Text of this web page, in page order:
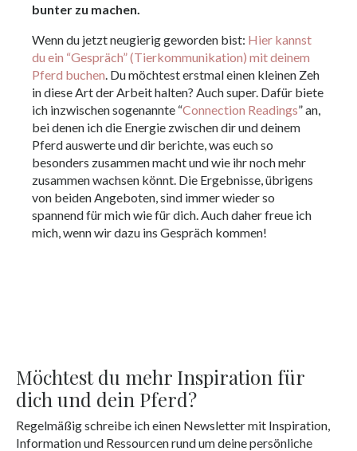
bunter zu machen.
Wenn du jetzt neugierig geworden bist: Hier kannst
du ein “Gespräch” (Tierkommunikation) mit deinem
Pferd buchen Du möchtest erstmal einen kleinen Zeh
in diese Art der Arbeit halten? Auch super. Dafür biete
ich inzwischen sogenannte “Connection Readings”an,
bei denen ich die Energie zwischen dir und deinem
Pferd auswerte und dir berichte, was euch so
besonders zusammen macht und wie ihr noch mehr
zusammen wachsen könnt. Die Ergebnisse, übrigens
von beiden Angeboten, sind immer wieder so
spannend für mich wie für dich. Auch daher freue ich
mich, wenn wir dazu ins Gespräch kommen!
Möchtest du mehr Inspiration für
dich und dein Pferd?
Regelmäßig schreibe ich einen Newsletter mit Inspiration,
Information und Ressourcen rund um deine persönliche